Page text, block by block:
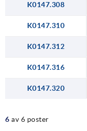
K0147.308
K0147.310
K0147.312
K0147.316
K0147.320
6 av 6 poster